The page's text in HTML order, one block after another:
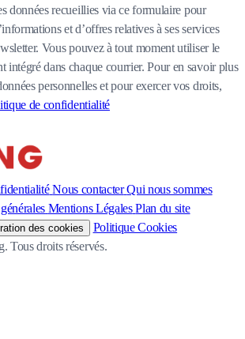
données recueillies via ce formulaire pour
et d’offres relatives à ses services
Vous pouvez à tout moment utiliser le
intégré dans chaque courrier. Pour en savoir plus
personnelles et pour exercer vos droits,
de confidentialité
Nous contacter Qui nous sommes
Mentions Légales Plan du site
des cookies
Politique Cookies
Tous droits réservés.